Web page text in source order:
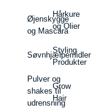
Øjenskygge
og Mascara
Søvnhjælpemidler
Pulver og
shakes til
udrensning
Hårkure
og Olier
Styling
Produkter
Grow
Hair